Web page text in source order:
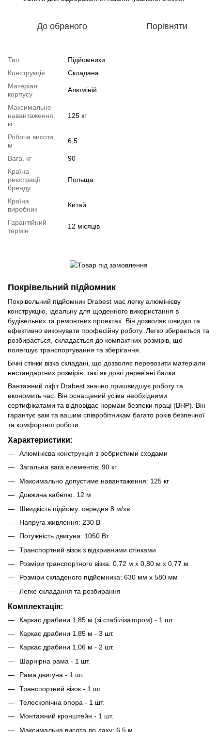
До обраного Порівняти
Тип
Підйомники
Конструкція
Складана
Матеріал
корпусу
Алюміній
Максимальне
навантаження,
кг
125 кг
Робоча висота,
м
6,5
Вага, кг
90
Країна
реєстрації
бренду
Польща
Країна
виробник
Китай
Гарантійний
термін
12 місяців
Покрівельний підйомник
Покрівельний підйомник Drabest має легку алюмінієву
конструкцію, ідеальну для щоденного використання в
будівельних та ремонтних проектах. Він дозволяє швидко та
ефективно виконувати професійну роботу. Легко збирається та
розбирається, складається до компактних розмірів, що
полегшує транспортування та зберігання.
Бічні стінки візка складані, що дозволяє перевозити матеріали
нестандартних розмірів, такі як довгі дерев'яні балки
Вантажний ліфт Drabest значно пришвидшує роботу та
економить час. Він оснащений усіма необхідними
сертифікатами та відповідає нормам безпеки праці (BHP). Він
гарантує вам та вашим співробітникам багато років безпечної
та комфортної роботи.
Характеристики:
Алюмінієва конструкція з ребристими сходами
Загальна вага елементів: 90 кг
Максимально допустиме навантаження: 125 кг
Довжина кабелю: 12 м
Швидкість підйому: середня 8 м/хв
Напруга живлення: 230 В
Потужність двигуна: 1050 Вт
Транспортний візок з відкривними стінками
Розміри транспортного візка: 0,72 м x 0,80 м x 0,77 м
Розміри складеного підйомника: 630 мм x 580 мм
Легке складання та розбирання
Комплектація:
Каркас драбини 1,85 м (зі стабілізатором) - 1 шт.
Каркас драбини 1,85 м - 3 шт.
Каркас драбини 1,06 м - 2 шт.
Шарнірна рама - 1 шт.
Рама двигуна - 1 шт.
Транспортний візок - 1 шт.
Телескопічна опора - 1 шт.
Монтажний кронштейн - 1 шт.
Максимальна висота до даху: 6,5 м.